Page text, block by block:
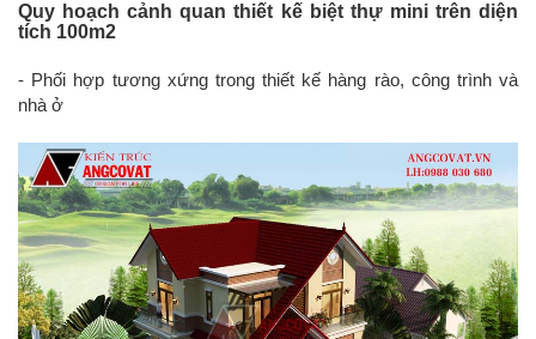
Quy hoạch cảnh quan thiết kế biệt thự mini trên diện
tích 100m2
- Phối hợp tương xứng trong thiết kế hàng rào, công trình và
nhà ở